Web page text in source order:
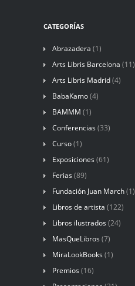
CATEGORÍAS
Abrazadera (1)
Arts Libris Barcelona (11)
Arts Libris Madrid(4)
BabaKamo(4)
BAMMM (1)
Conferencias (33)
Curso(1)
Exposiciones (61)
Ferias (89)
Fundación Juan March(1)
Libros de artista (122)
Libros ilustrados (24)
MasQueLibros (7)
MiraLookBooks (1)
Premios (16)